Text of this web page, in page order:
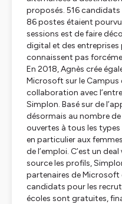
proposés. 516
86 postes étaient
sessions est de faire
digital et des entreprises
connaissent pas
En 2018, Agnès crée
Microsoft sur le Campus
collaboration avec
Simplon. Basé sur de
désormais au nombre
ouvertes à tous les
en particulier aux
de l’emploi. C’est un
source les profils,
partenaires de Microsoft
candidats pour les
écoles sont gratuites,